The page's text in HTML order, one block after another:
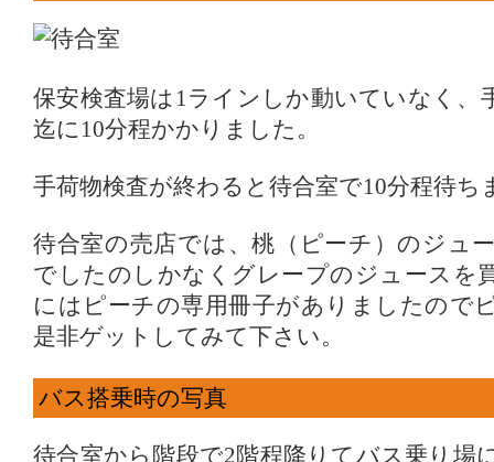
保安検査場は1ラインしか動いていなく、
迄に10分程かかりました。
手荷物検査が終わると待合室で10分程待ち
待合室の売店では、桃（ピーチ）のジュ
でしたのしかなくグレープのジュースを
にはピーチの専用冊子がありましたので
是非ゲットしてみて下さい。
バス搭乗時の写真
待合室から階段で2階程降りてバス乗り場